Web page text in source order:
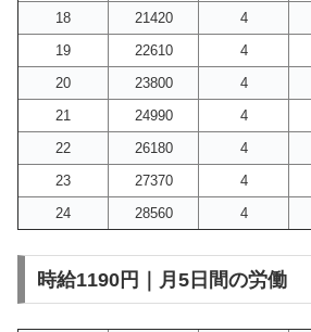
18
21420 4
19
22610 4
20
23800 4
21
24990 4
22
26180 4
23
27370 4
24
28560 4
時給1190円｜月5日間の労働